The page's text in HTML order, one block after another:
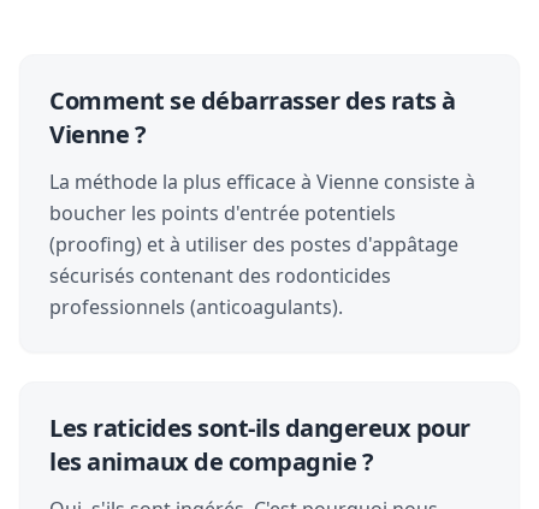
Comment se débarrasser des rats à
Vienne ?
La méthode la plus efficace à Vienne consiste à
boucher les points d'entrée potentiels
(proofing) et à utiliser des postes d'appâtage
sécurisés contenant des rodonticides
professionnels (anticoagulants).
Les raticides sont-ils dangereux pour
les animaux de compagnie ?